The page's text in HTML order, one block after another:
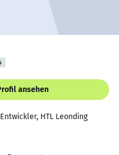
ansehen
HTL Leonding